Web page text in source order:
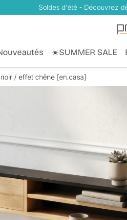
Soldes d'été - Découvrez
☀️SUMMER SALE
/ effet chêne [en.casa]